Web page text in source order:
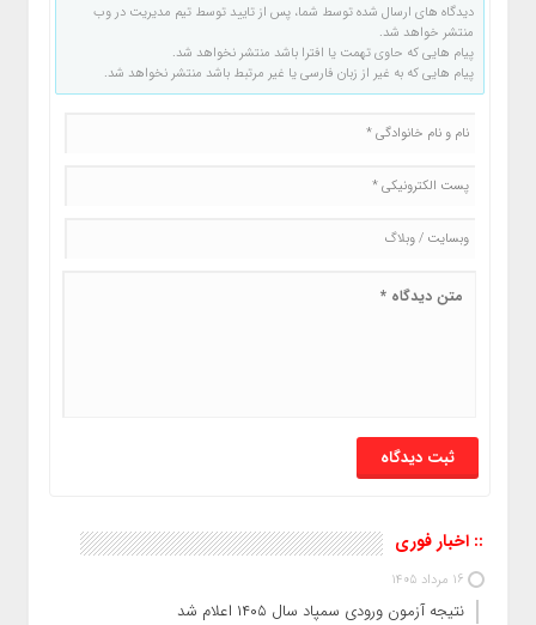
دیدگاه های ارسال شده توسط شما، پس از تایید توسط تیم مدیریت در وب
منتشر خواهد شد.
پیام هایی که حاوی تهمت یا افترا باشد منتشر نخواهد شد.
پیام هایی که به غیر از زبان فارسی یا غیر مرتبط باشد منتشر نخواهد شد.
:: اخبار فوری
16 مرداد 1405
نتیجه آزمون ورودی سمپاد سال ۱۴۰۵ اعلام شد